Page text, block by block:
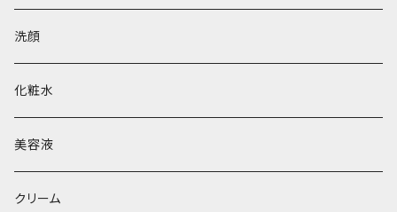
洗顔
化粧水
美容液
クリーム